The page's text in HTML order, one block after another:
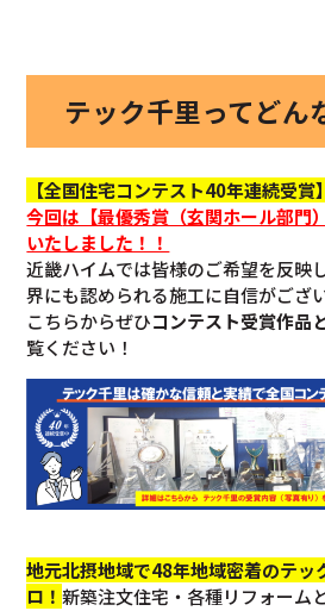
テック千里ってどん
【全国住宅コンテスト40年連続受賞
今回は【最優秀賞（玄関ホール部門
いたしました！！
近畿ハイムでは皆様のご希望を反映
界にも認められる施工に自信がござい
こちらからぜひコンテスト受賞作品
覧ください！
地元北摂地域で48年地域密着のテッ
ロ！新築注文住宅・各種リフォーム